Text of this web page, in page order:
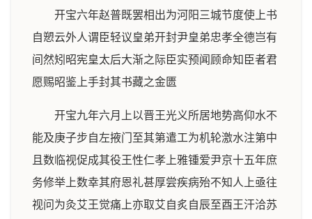
开宝六年赵普既罢相出为河阳三城节度使上书
自愬云外人谓臣轻议皇弟开封尹皇弟忠孝全德岂有
间然矧昭宪皇太后大渐之际臣实预闻顾命知臣者君
愿赐昭鉴上手封其书藏之金匮
开宝九年六月上以晋王光义所居地势高仰水不
能及庚子步自左掖门至其第遣工为机轮激水注第中
且数临视促成其役王性仁孝上雅锺爱尹京十五年庶
务修举上数幸其府恩礼甚厚尝疾病殆不知人上亟往
视问为灸艾王觉痛上亦取艾自炙自辰至酉王汗洽苏